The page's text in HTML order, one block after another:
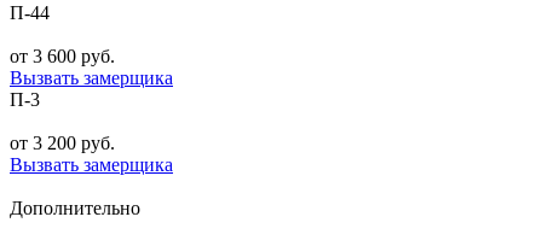
П-44
от 3 600 руб.
Вызвать замерщика
П-3
от 3 200 руб.
Вызвать замерщика
Дополнительно